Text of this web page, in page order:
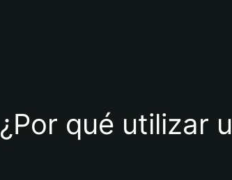
¿Por qué utilizar